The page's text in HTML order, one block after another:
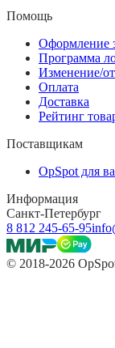
Помощь
Оформление
Программа
Изменение/
Оплата
Доставка
Рейтинг
Поставщикам
OpSpot для
Информация
Санкт-Петербург
8 812 245-65-95
© 2018-2026